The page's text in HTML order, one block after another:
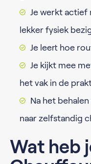
Je werkt actief
lekker fysiek
Je leert hoe
Je kijkt mee
het vak in de
Na het
naar zelfstandig
Wat heb